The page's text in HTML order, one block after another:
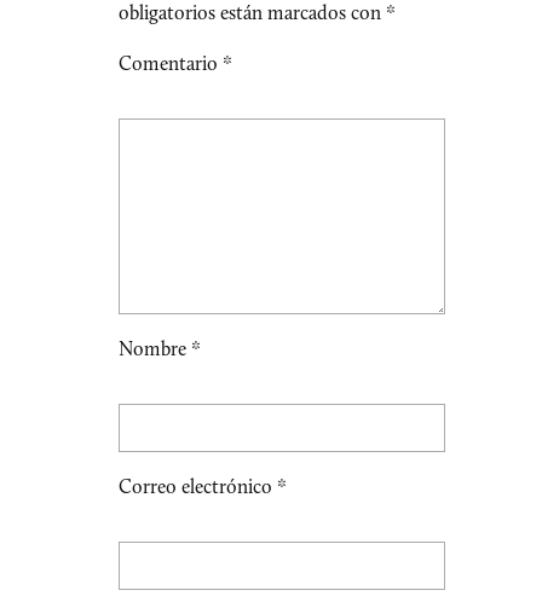
obligatorios están marcados con *
Comentario *
Nombre *
Correo electrónico *